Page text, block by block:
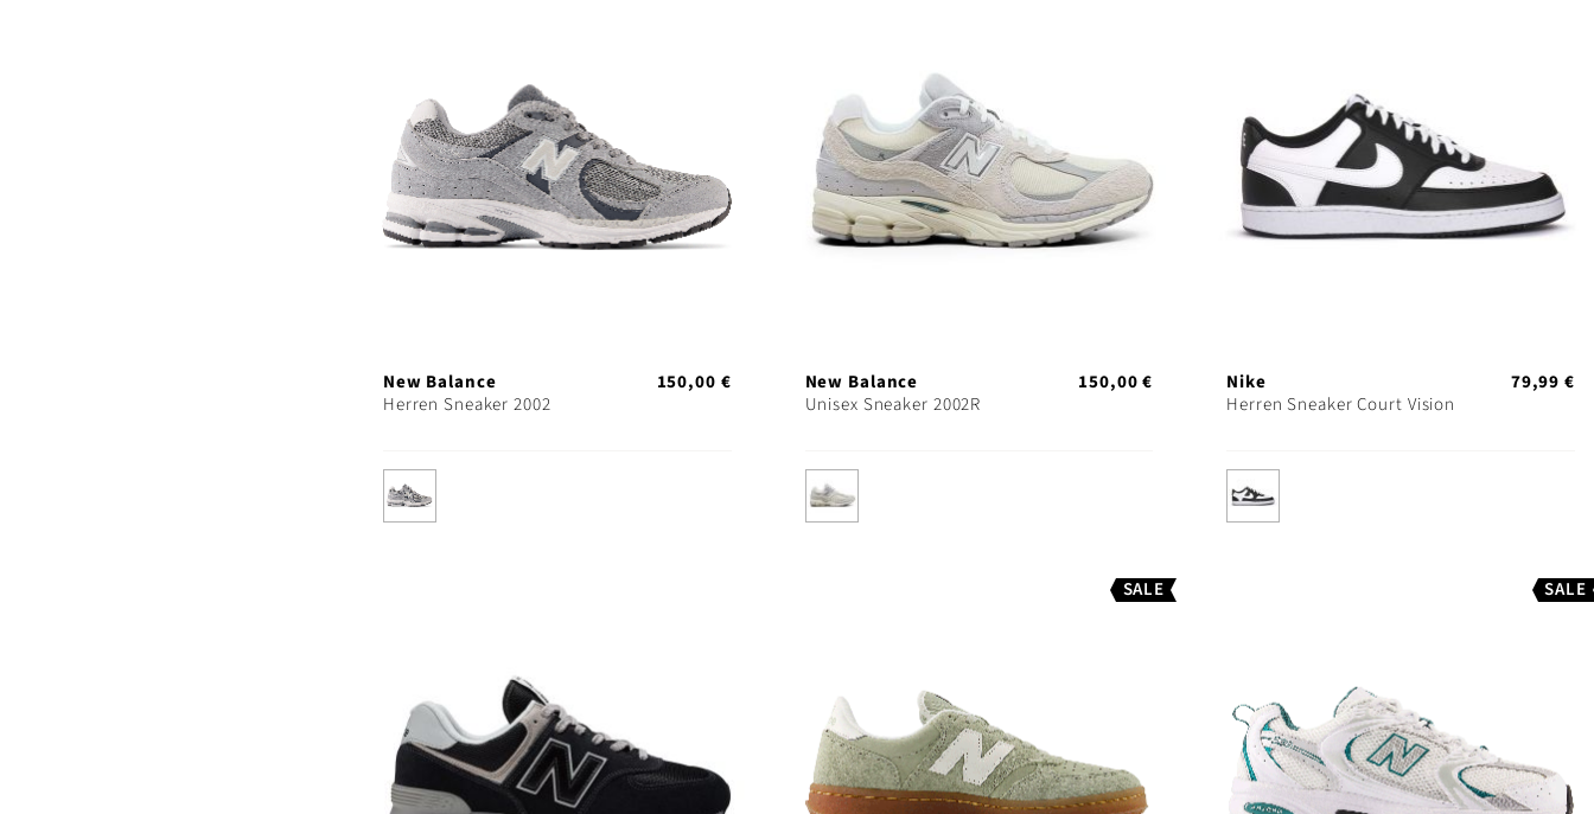
New Balance
Herren Sneaker 2002
150,00 €
New Balance
Unisex Sneaker 2002R
150,00 €
Nike
Herren Sneaker Court Vision
79,99 €
SALE SALE